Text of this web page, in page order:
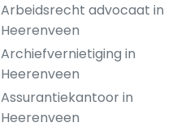
Arbeidsrecht advocaat in
Heerenveen
Archiefvernietiging in
Heerenveen
Assurantiekantoor in
Heerenveen